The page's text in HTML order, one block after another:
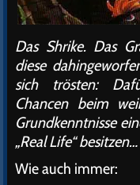
Das Shrike. Das
diese
sich trösten:
Chancen beim
Grundkenntnisse
„Real Life“ besitzen…
Wie auch immer: